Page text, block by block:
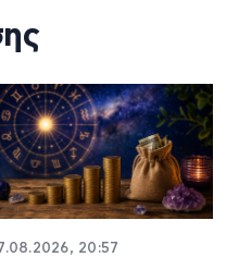
20:57